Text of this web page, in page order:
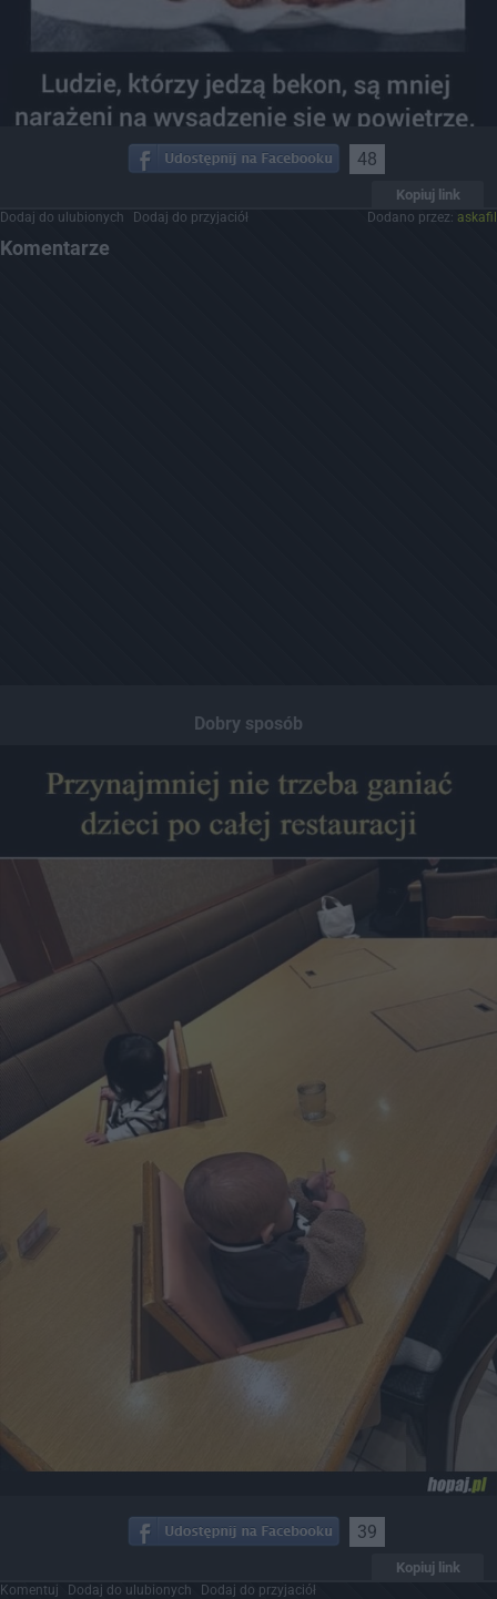
48
Kopiuj link
Dodaj do ulubionych Dodaj do przyjaciół Dodano przez: askafil
Komentarze
Dobry sposób
39
Kopiuj link
Komentuj Dodaj do ulubionych Dodaj do przyjaciół